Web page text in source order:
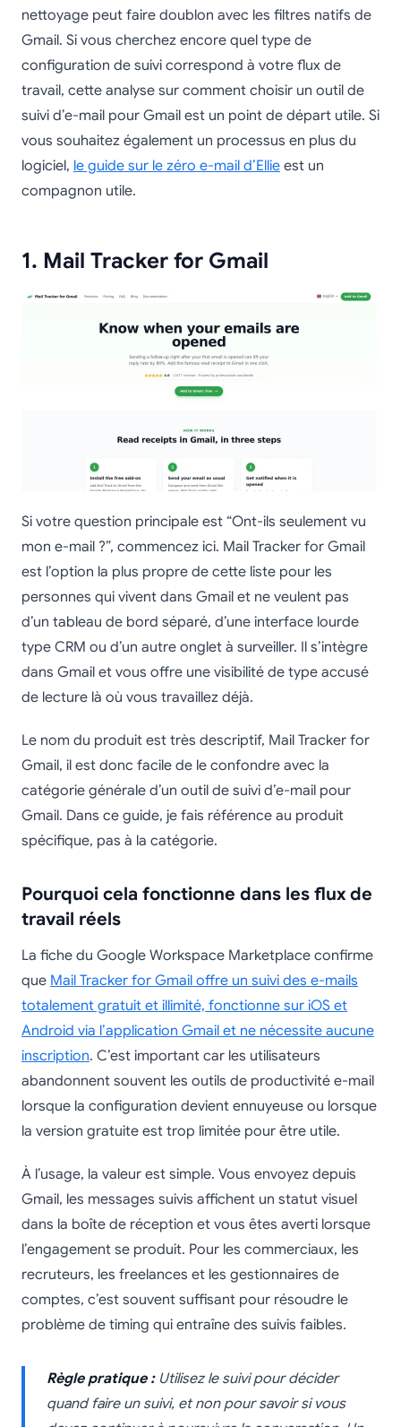
nettoyage peut faire doublon avec les filtres natifs de
Gmail. Si vous cherchez encore quel type de
configuration de suivi correspond à votre flux de
travail, cette analyse sur comment choisir un outil de
suivi d’e-mail pour Gmail est un point de départ utile. Si
vous souhaitez également un processus en plus du
logiciel, le guide sur le zéro e-mail d’Ellie est un
compagnon utile.
1. Mail Tracker for Gmail
Si votre question principale est “Ont-ils seulement vu
mon e-mail ?”, commencez ici. Mail Tracker for Gmail
est l’option la plus propre de cette liste pour les
personnes qui vivent dans Gmail et ne veulent pas
d’un tableau de bord séparé, d’une interface lourde
type CRM ou d’un autre onglet à surveiller. Il s’intègre
dans Gmail et vous offre une visibilité de type accusé
de lecture là où vous travaillez déjà.
Le nom du produit est très descriptif, Mail Tracker for
Gmail, il est donc facile de le confondre avec la
catégorie générale d’un outil de suivi d’e-mail pour
Gmail. Dans ce guide, je fais référence au produit
spécifique, pas à la catégorie.
Pourquoi cela fonctionne dans les flux de
travail réels
La fiche du Google Workspace Marketplace confirme
que Mail Tracker for Gmail offre un suivi des e-mails
totalement gratuit et illimité, fonctionne sur iOS et
Android via l’application Gmail et ne nécessite aucune
inscription. C’est important car les utilisateurs
abandonnent souvent les outils de productivité e-mail
lorsque la configuration devient ennuyeuse ou lorsque
la version gratuite est trop limitée pour être utile.
À l’usage, la valeur est simple. Vous envoyez depuis
Gmail, les messages suivis affichent un statut visuel
dans la boîte de réception et vous êtes averti lorsque
l’engagement se produit. Pour les commerciaux, les
recruteurs, les freelances et les gestionnaires de
comptes, c’est souvent suffisant pour résoudre le
problème de timing qui entraîne des suivis faibles.
Règle pratique :Utilisez le suivi pour décider
quand faire un suivi, et non pour savoir si vous